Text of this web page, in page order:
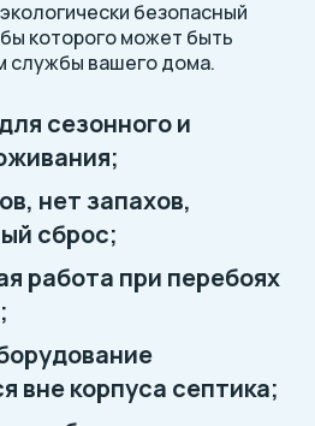
безопасный
которого может быть
службы вашего дома.
сезонного и
нет запахов,
сброс;
работа при перебоях
вне корпуса септика;